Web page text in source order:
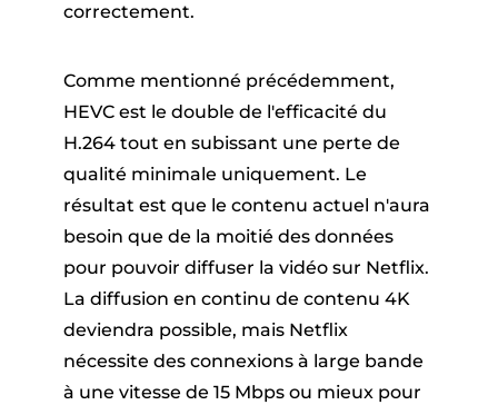
correctement.
Comme mentionné précédemment,
HEVC est le double de l'efficacité du
H.264 tout en subissant une perte de
qualité minimale uniquement. Le
résultat est que le contenu actuel n'aura
besoin que de la moitié des données
pour pouvoir diffuser la vidéo sur Netflix.
La diffusion en continu de contenu 4K
deviendra possible, mais Netflix
nécessite des connexions à large bande
à une vitesse de 15 Mbps ou mieux pour